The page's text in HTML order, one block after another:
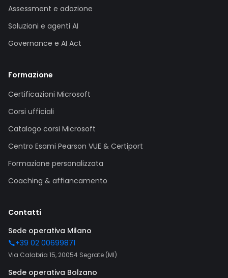
Assessment e adozione
Soluzioni e agenti AI
Governance e AI Act
Formazione
Certificazioni Microsoft
Corsi ufficiali
Catalogo corsi Microsoft
Centro Esami Pearson VUE & Certiport
Formazione personalizzata
Coaching & affiancamento
Contatti
Sede operativa Milano
+39 02 00699871
Via Calabria 15, 20054 Segrate (MI)
Sede operativa Bolzano